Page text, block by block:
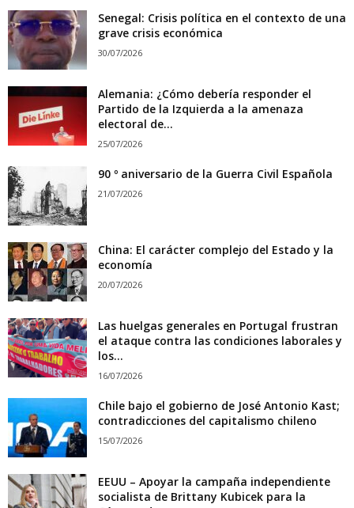
Senegal: Crisis política en el contexto de una
grave crisis económica
30/07/2026
Alemania: ¿Cómo debería responder el
Partido de la Izquierda a la amenaza
electoral de...
25/07/2026
90 º aniversario de la Guerra Civil Española
21/07/2026
China: El carácter complejo del Estado y la
economía
20/07/2026
Las huelgas generales en Portugal frustran
el ataque contra las condiciones laborales y
los...
16/07/2026
Chile bajo el gobierno de José Antonio Kast;
contradicciones del capitalismo chileno
15/07/2026
EEUU – Apoyar la campaña independiente
socialista de Brittany Kubicek para la